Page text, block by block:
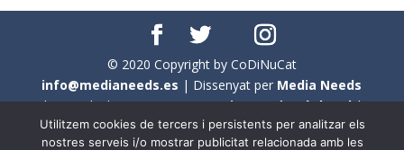
© 2020 Copyright by CoDiNuCat
info@medianeeds.es | Dissenyat per Media Needs
| Tots els drets reservats aCoDiNuCat |Avís legal|
Avís per cookies
Utilitzem cookies de tercers i persistents per analitzar els
nostres serveis i/o mostrar publicitat relacionada amb les